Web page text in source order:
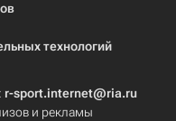
технологий
r-sport.internet@ria.ru
и рекламы